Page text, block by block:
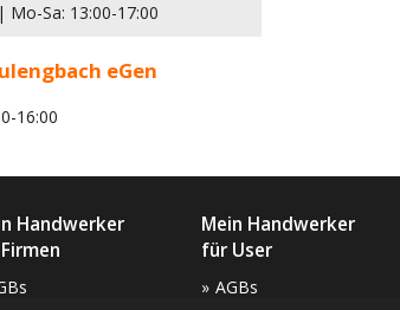
Mo-Sa: 13:00-17:00
eGen
16:00
Handwerker
Mein Handwerker
für User
AGBs